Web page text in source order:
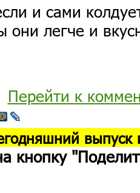
и сами
они легче и
Перейти к
выпуск
кнопку